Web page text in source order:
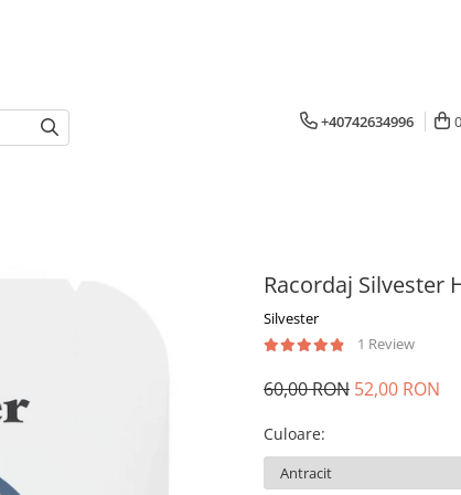
+40742634996
Racordaj Silvester
Silvester
1 Review
60,00 RON 52,00 RON
Culoare: